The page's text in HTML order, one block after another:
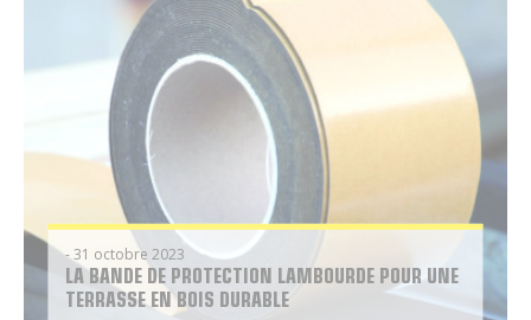
- 31 octobre 2023
LA BANDE DE PROTECTION LAMBOURDE POUR UNE
TERRASSE EN BOIS DURABLE